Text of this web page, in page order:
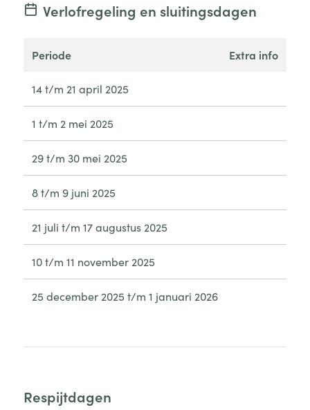
Verlofregeling en sluitingsdagen
periode extra info
14 t/m 21 april 2025
1 t/m 2 mei 2025
29 t/m 30 mei 2025
8 t/m 9 juni 2025
21 juli t/m 17 augustus 2025
10 t/m 11 november 2025
25 december 2025 t/m 1 januari 2026
Respijtdagen